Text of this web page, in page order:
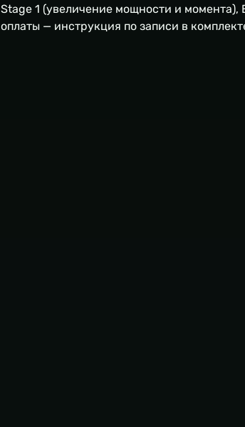
Stage 1 (увеличение мощности и момента),
оплаты — инструкция по записи в